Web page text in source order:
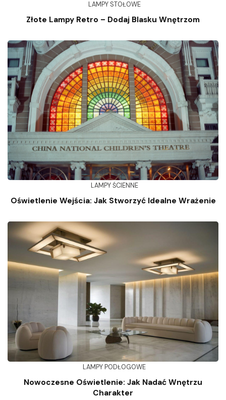
LAMPY STOŁOWE
Złote Lampy Retro – Dodaj Blasku Wnętrzom
LAMPY ŚCIENNE
Oświetlenie Wejścia: Jak Stworzyć Idealne Wrażenie
LAMPY PODŁOGOWE
Nowoczesne Oświetlenie: Jak Nadać Wnętrzu
Charakter